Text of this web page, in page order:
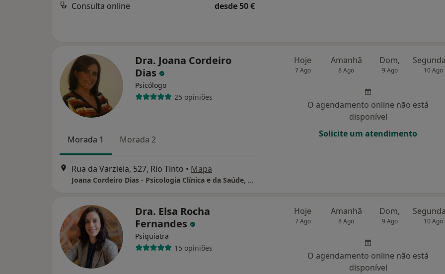
Consulta online desde 50 €
Dra. Joana Cordeiro
Dias
Psicólogo
25 opiniões
Morada 1 Morada 2
Rua da Varziela, 527, Rio Tinto • Mapa
Joana Cordeiro Dias - Psicologia Clínica e da Saúde, Psicoterapia & Mindfulness
Hoje
7 Ago
Amanhã
8 Ago
Dom,
9 Ago 10 Ago
O agendamento online não está
disponível
Solicite um atendimento
Dra. Elsa Rocha
Fernandes
Psiquiatra
15 opiniões
Hoje
7 Ago
Amanhã
8 Ago
Dom,
9 Ago 10 Ago
O agendamento online não está
disponível